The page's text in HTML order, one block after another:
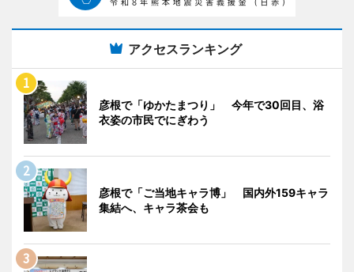
アクセスランキング
彦根で「ゆかたまつり」 今年で30回目、浴
衣姿の市民でにぎわう
彦根で「ご当地キャラ博」 国内外159キャラ
集結へ、キャラ茶会も